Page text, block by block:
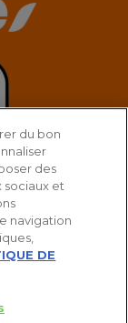
du bon
des
sociaux et
navigation
DE